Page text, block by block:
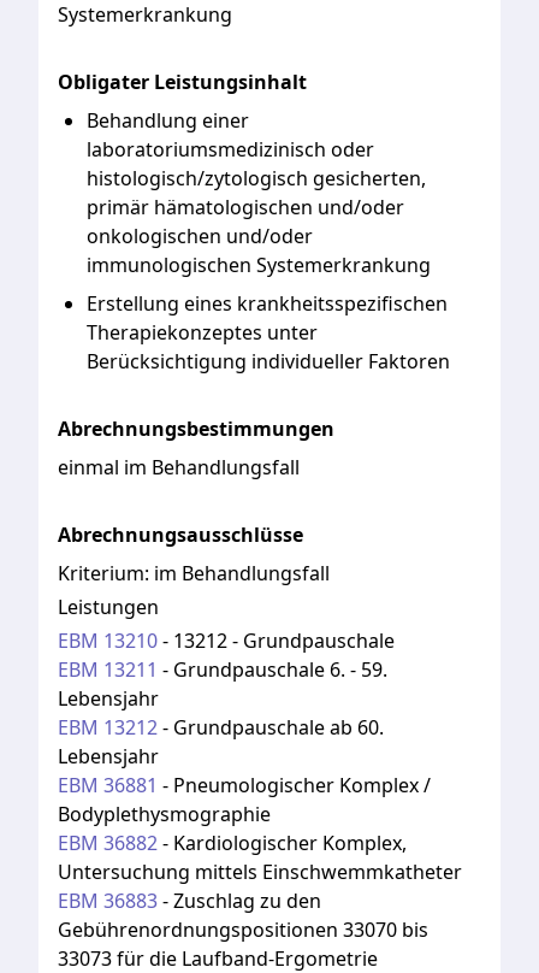
Systemerkrankung
Obligater Leistungsinhalt
Behandlung einer
laboratoriumsmedizinisch oder
histologisch/zytologisch gesicherten,
primär hämatologischen und/oder
onkologischen und/oder
immunologischen Systemerkrankung
Erstellung eines krankheitsspezifischen
Therapiekonzeptes unter
Berücksichtigung individueller Faktoren
Abrechnungsbestimmungen
einmal im Behandlungsfall
Abrechnungsausschlüsse
Kriterium: im Behandlungsfall
Leistungen
EBM 13210- 13212 - Grundpauschale
EBM 13211 - Grundpauschale 6. - 59.
Lebensjahr
EBM 13212- Grundpauschale ab 60.
Lebensjahr
EBM 36881 - Pneumologischer Komplex /
Bodyplethysmographie
EBM 36882- Kardiologischer Komplex,
Untersuchung mittels Einschwemmkatheter
EBM 36883-Zuschlag zu den
Gebührenordnungspositionen 33070 bis
33073 für die Laufband-Ergometrie